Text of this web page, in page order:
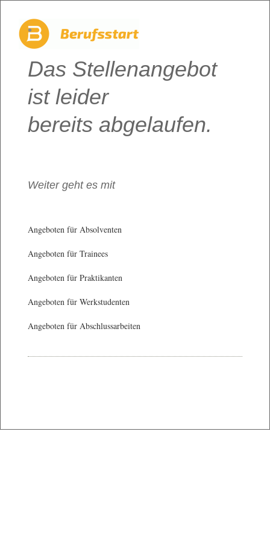
Das Stellenangebot
ist leider
bereits abgelaufen.
Weiter geht es mit
Angeboten für Absolventen
Angeboten für Trainees
Angeboten für Praktikanten
Angeboten für Werkstudenten
Angeboten für Abschlussarbeiten